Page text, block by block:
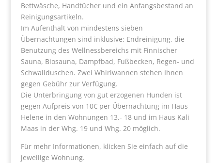
Bettwäsche, Handtücher und ein Anfangsbestand an
Reinigungsartikeln.
Im Aufenthalt von mindestens sieben
Übernachtungen sind inklusive: Endreinigung, die
Benutzung des Wellnessbereichs mit Finnischer
Sauna, Biosauna, Dampfbad, Fußbecken, Regen- und
Schwallduschen. Zwei Whirlwannen stehen Ihnen
gegen Gebühr zur Verfügung.
Die Unterbringung von gut erzogenen Hunden ist
gegen Aufpreis von 10€ per Übernachtung im Haus
Helene in den Wohnungen 13.- 18 und im Haus Kali
Maas in der Whg. 19 und Whg. 20 möglich.
Für mehr Informationen, klicken Sie einfach auf die
jeweilige Wohnung.